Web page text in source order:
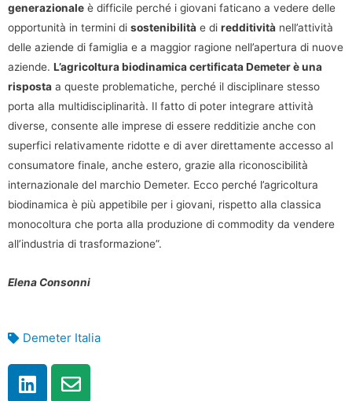
generazionale è difficile perché i giovani faticano a vedere delle
opportunità in termini di sostenibilità e di redditività nell’attività
delle aziende di famiglia e a maggior ragione nell’apertura di nuove
aziende. L’agricoltura biodinamica certificata Demeter è una
risposta a queste problematiche, perché il disciplinare stesso
porta alla multidisciplinarità. Il fatto di poter integrare attività
diverse, consente alle imprese di essere redditizie anche con
superfici relativamente ridotte e di aver direttamente accesso al
consumatore finale, anche estero, grazie alla riconoscibilità
internazionale del marchio Demeter. Ecco perché l’agricoltura
biodinamica è più appetibile per i giovani, rispetto alla classica
monocoltura che porta alla produzione di commodity da vendere
all’industria di trasformazione”.
Elena Consonni
Demeter Italia